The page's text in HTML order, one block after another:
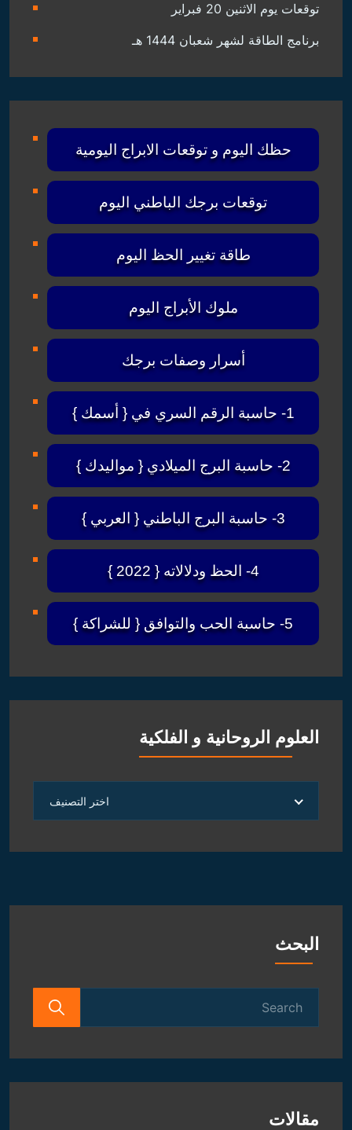
توقعات يوم الاثنين 20 فبراير
برنامج الطاقة لشهر شعبان 1444 هـ
حظك اليوم و توقعات الابراج اليومية
توقعات برجك الباطني اليوم
طاقة تغيير الحظ اليوم
ملوك الأبراج اليوم
أسرار وصفات برجك
1- حاسبة الرقم السري في { أسمك }
2- حاسبة البرج الميلادي { مواليدك }
3- حاسبة البرج الباطني { العربي }
4- الحظ ودلالاته { 2022 }
5- حاسبة الحب والتوافق { للشراكة }
العلوم الروحانية و الفلكية
الروحانية
الفلكية
اختر التصنيف
البحث
مقالات